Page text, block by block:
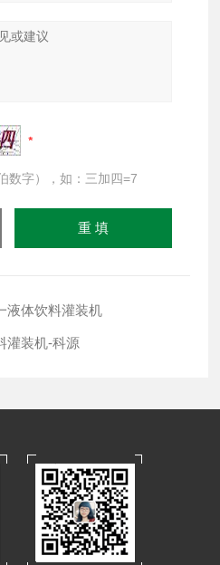
数字），如：三加四=7
液体饮料灌装机
灌装机-科源